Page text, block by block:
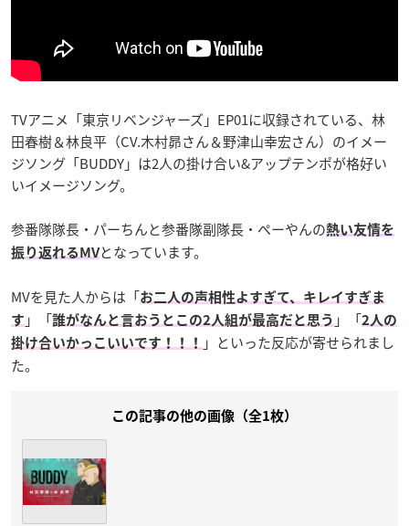
TVアニメ「東京リベンジャーズ」EP01に収録されている、林
田春樹＆林良平（CV.木村昴さん＆野津山幸宏さん）のイメー
ジソング「BUDDY」は2人の掛け合い&アップテンポが格好い
いイメージソング。
参番隊隊長・パーちんと参番隊副隊長・ぺーやんの熱い友情を
振り返れるMVとなっています。
MVを見た人からは「お二人の声相性よすぎて、キレイすぎま
す 」「誰がなんと言おうとこの2人組が最高だと思う 」「2人の
掛け合いかっこいいです！！！
」といった反応が寄せられまし
た。
この記事の他の画像（全1枚）